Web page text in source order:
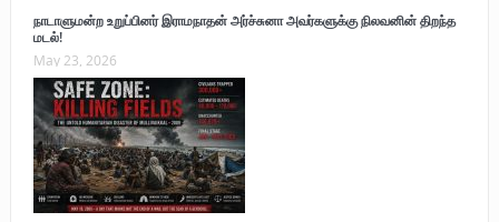
நாடாளுமன்ற உறுப்பினர் இராமநாதன் அர்ச்சுனா அவர்களுக்கு நிலவனின் திறந்த
மடல்!
May 23, 2026